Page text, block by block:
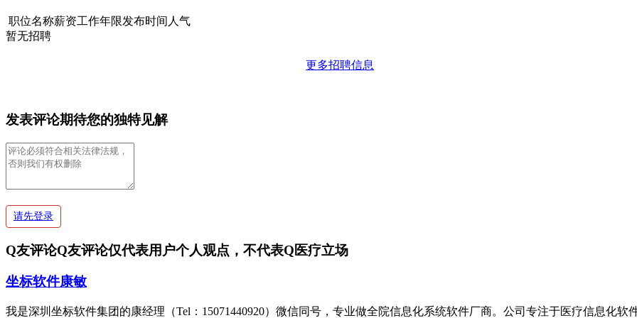
职位名称薪资工作年限发布时间 人气
暂无招聘
更多招聘信息
发表评论期待您的独特见解
请先登录
Q友评论Q友评论仅代表用户个人观点，不代表Q医疗立场
坐标软件康敏
我是深圳坐标软件集团的康经理（Tel：15071440920）微信同号，专业做全院信息化系统软件厂商。公司专注于医疗信息化软